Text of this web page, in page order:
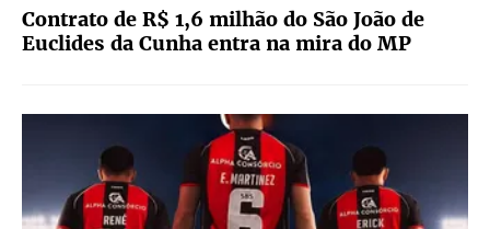
Contrato de R$ 1,6 milhão do São João de
Euclides da Cunha entra na mira do MP